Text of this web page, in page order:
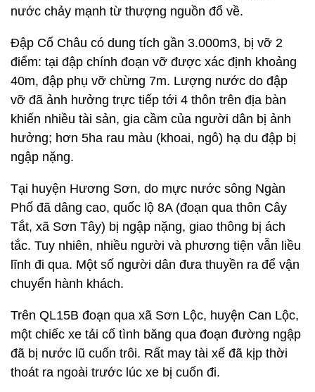
nước chảy mạnh từ thượng nguồn đổ về.
Đập Cố Châu có dung tích gần 3.000m3, bị vỡ 2
điểm: tại đập chính đoạn vỡ được xác định khoảng
40m, đập phụ vỡ chừng 7m. Lượng nước do đập
vỡ đã ảnh hưởng trực tiếp tới 4 thôn trên địa bàn
khiến nhiều tài sản, gia cầm của người dân bị ảnh
hưởng; hơn 5ha rau màu (khoai, ngô) hạ du đập bị
ngập nặng.
Tại huyện Hương Sơn, do mực nước sông Ngàn
Phố đã dâng cao, quốc lộ 8A (đoạn qua thôn Cây
Tắt, xã Sơn Tây) bị ngập nặng, giao thông bị ách
tắc. Tuy nhiên, nhiều người và phương tiện vẫn liều
lĩnh đi qua. Một số người dân đưa thuyền ra để vận
chuyển hành khách.
Trên QL15B đoạn qua xã Sơn Lộc, huyện Can Lộc,
một chiếc xe tải cố tình băng qua đoạn đường ngập
đã bị nước lũ cuốn trôi. Rất may tài xế đã kịp thời
thoát ra ngoài trước lúc xe bị cuốn đi.